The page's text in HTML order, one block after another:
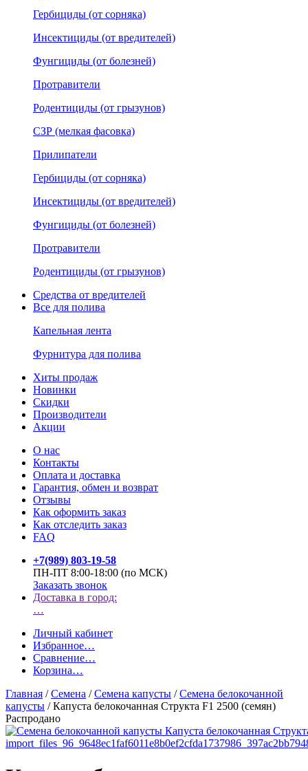
Гербициды (от сорняка)
Инсектициды (от вредителей)
Фунгициды (от болезней)
Протравители
Родентициды (от грызунов)
СЗР (мелкая фасовка)
Прилипатели
Гербициды (от сорняка)
Инсектициды (от вредителей)
Фунгициды (от болезней)
Протравители
Родентициды (от грызунов)
Средства от вредителей
Все для полива
Капельная лента
Фурнитура для полива
Хиты продаж
Новинки
Скидки
Производители
Акции
О нас
Контакты
Оплата и доставка
Гарантия, обмен и возврат
Отзывы
Как оформить заказ
Как отследить заказ
FAQ
+7(989) 803-19-58
ПН-ПТ 8:00-18:00 (по МСК)
Заказать звонок
Доставка в город:
…
Личный кабинет
Избранное…
Сравнение…
Корзина…
Главная /Семена /Семена капусты /Семена белокочанной
капусты /Капуста белокочанная Структа F1 2500 (семян)
Распродано